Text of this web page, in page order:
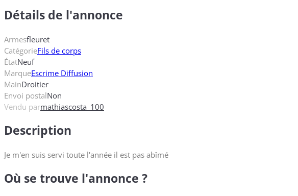
Détails de l'annonce
Armesfleuret
CatégorieFils de corps
ÉtatNeuf
MarqueEscrime Diffusion
MainDroitier
Envoi postalNon
Vendu parmathiascosta_100
Description
Je m'en suis servi toute l'année il est pas abîmé
Où se trouve l'annonce ?